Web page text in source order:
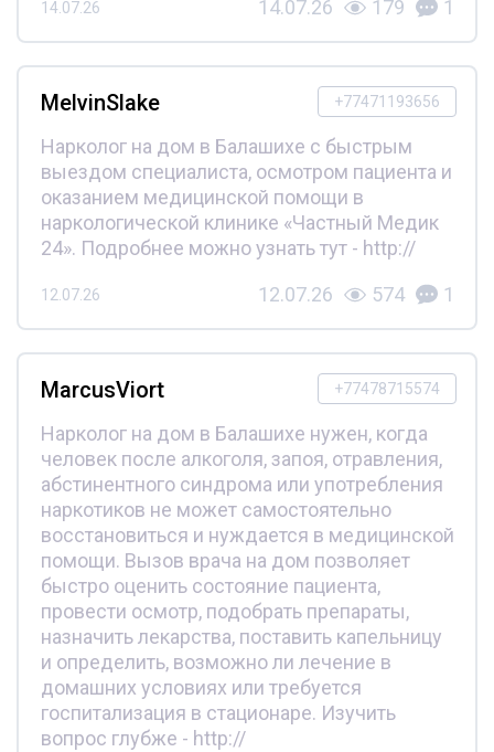
14.07.26 14.07.26 179 1
+77471193656
MelvinSlake
Нарколог на дом в Балашихе с быстрым
выездом специалиста, осмотром пациента и
оказанием медицинской помощи в
наркологической клинике «Частный Медик
24». Подробнее можно узнать тут - http://
12.07.26 12.07.26 574 1
+77478715574
MarcusViort
Нарколог на дом в Балашихе нужен, когда
человек после алкоголя, запоя, отравления,
абстинентного синдрома или употребления
наркотиков не может самостоятельно
восстановиться и нуждается в медицинской
помощи. Вызов врача на дом позволяет
быстро оценить состояние пациента,
провести осмотр, подобрать препараты,
назначить лекарства, поставить капельницу
и определить, возможно ли лечение в
домашних условиях или требуется
госпитализация в стационаре. Изучить
вопрос глубже - http://